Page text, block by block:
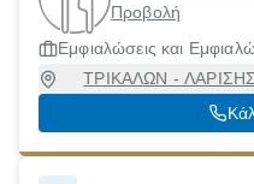
Προβολή
Εμφιαλώσεις και
ΤΡΙΚΑΛΩΝ -
[Δήμος],